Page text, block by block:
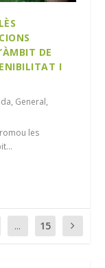
DE
I
, General,
les
... 15